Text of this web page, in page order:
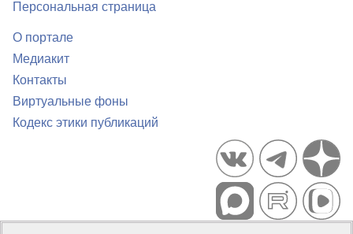
Персональная страница
О портале
Медиакит
Контакты
Виртуальные фоны
Кодекс этики публикаций